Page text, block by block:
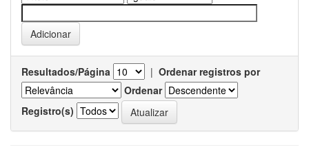
Resultados/Página | Ordenar registros por
Ordenar
Registro(s)